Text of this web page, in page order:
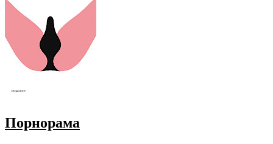
Порнорама